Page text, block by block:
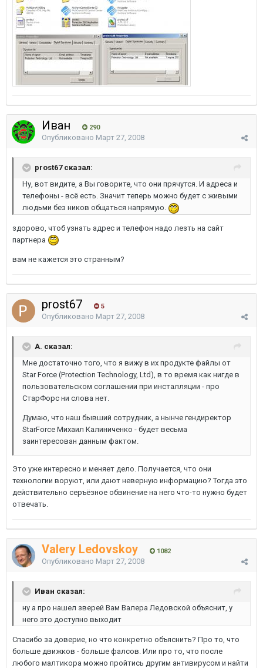
Иван 290
Опубликовано Март 27, 2008
prost67 сказал:
Ну, вот видите, а Вы говорите, что они прячутся. И адреса и
телефоны - всё есть. Значит теперь можно будет с живыми
людьми без ников общаться напрямую.
здорово, чтоб узнать адрес и телефон надо лезть на сайт
партнера
вам не кажется это странным?
prost67 5
Опубликовано Март 27, 2008
A. сказал:
Мне достаточно того, что я вижу в их продукте файлы от
Star Force (Protection Technology, Ltd), в то время как нигде в
пользовательском соглашении при инсталляции - про
СтарФорс ни слова нет.
Думаю, что наш бывший сотрудник, а нынче гендиректор
StarForce Михаил Калиниченко - будет весьма
заинтересован данным фактом.
Это уже интересно и меняет дело. Получается, что они
технологии воруют, или дают неверную информацию? Тогда это
действительно серъёзное обвинение на него что-то нужно будет
отвечать.
Valery Ledovskoy 1082
Опубликовано Март 27, 2008
Иван сказал:
ну а про нашел зверей Вам Валера Ледовской объяснит, у
него это доступно выходит
Спасибо за доверие, но что конкретно объяснить? Про то, что
больше движков - больше фалсов. Или про то, что после
любого малтикора можно пройтись другим антивирусом и найти